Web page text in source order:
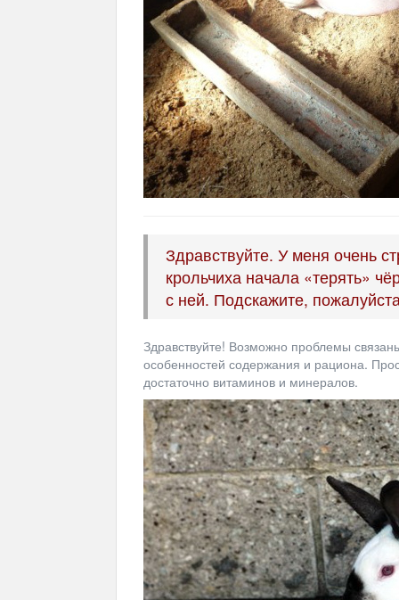
Здравствуйте. У меня очень
крольчиха начала «терять»
с ней. Подскажите,
Здравствуйте! Возможно проблемы
особенностей содержания и рациона.
достаточно витаминов и минералов.